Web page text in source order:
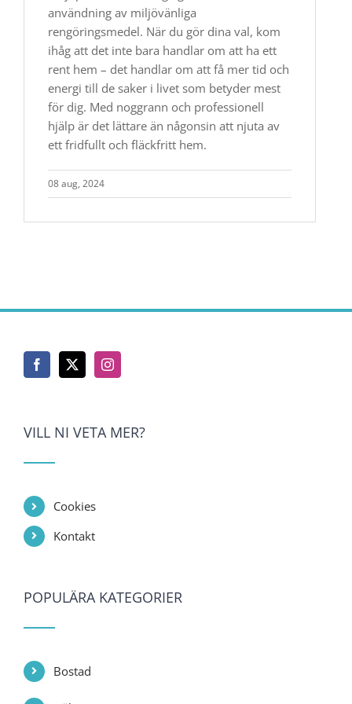
användning av miljövänliga
rengöringsmedel. När du gör dina val, kom
ihåg att det inte bara handlar om att ha ett
rent hem – det handlar om att få mer tid och
energi till de saker i livet som betyder mest
för dig. Med noggrann och professionell
hjälp är det lättare än någonsin att njuta av
ett fridfullt och fläckfritt hem.
08 aug, 2024
VILL NI VETA MER?
Cookies
Kontakt
POPULÄRA KATEGORIER
Bostad